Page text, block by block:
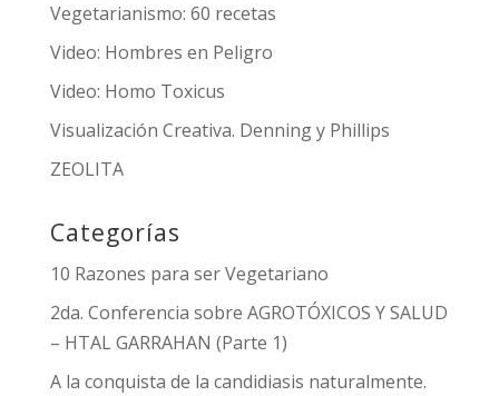
Vegetarianismo: 60 recetas
Video: Hombres en Peligro
Video: Homo Toxicus
Visualización Creativa. Denning y Phillips
ZEOLITA
Categorías
10 Razones para ser Vegetariano
2da. Conferencia sobre AGROTÓXICOS Y SALUD
– HTAL GARRAHAN (Parte 1)
A la conquista de la candidiasis naturalmente.